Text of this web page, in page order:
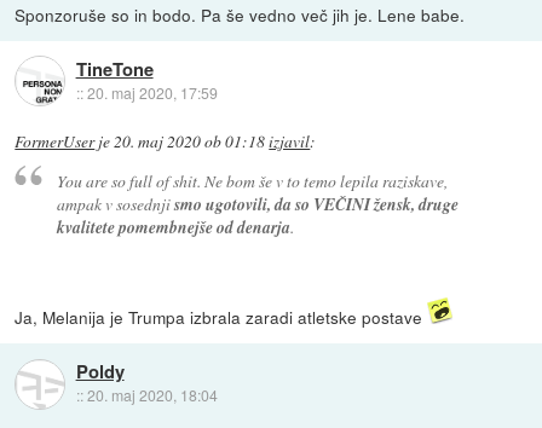
Sponzoruše so in bodo. Pa še vedno več jih je. Lene babe.
TineTone
::20. maj 2020, 17:59
FormerUserje 20. maj 2020 ob 01:18izjavil:
You are so full of shit. Ne bom še v to temo lepila raziskave,
ampak v sosednjismo ugotovili, da so VEČINI žensk, druge
kvalitete pomembnejše od denarja.
Ja, Melanija je Trumpa izbrala zaradi atletske postave
Poldy
::20. maj 2020, 18:04